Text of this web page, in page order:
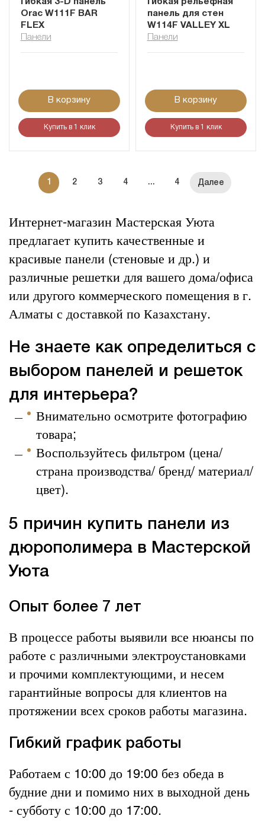
Гибкая 3-D панель
Orac W111F BAR
FLEX
Панели
В корзину
Купить в 1 клик
Гибкая рельефная
панель для стен
W114F VALLEY XL
Панели
В корзину
Купить в 1 клик
1 2 3 4 ... 4
Интернет-магазин Мастерская Уюта
предлагает купить качественные и
красивые панели (стеновые и др.) и
различные решетки для вашего дома/офиса
или другого коммерческого помещения в г.
Алматы с доставкой по Казахстану.
Не знаете как определиться с
выбором панелей и решеток
для интерьера?
Внимательно осмотрите фотографию
товара;
Воспользуйтесь фильтром (цена/
страна производства/ бренд/ материал/
цвет).
5 причин купить панели из
дюрополимера в Мастерской
Уюта
Опыт более 7 лет
В процессе работы выявили все нюансы по
работе с различными электроустановками
и прочими комплектующими, и несем
гарантийные вопросы для клиентов на
протяжении всех сроков работы магазина.
Гибкий график работы
Работаем с 10:00 до 19:00 без обеда в
будние дни и помимо них в выходной день
- субботу с 10:00 до 17:00.